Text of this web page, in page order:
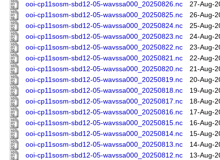
ooi-cp11sosm-sbd12-05-wavssa000_20250826.nc
27-Aug-
ooi-cp11sosm-sbd12-05-wavssa000_20250825.nc
26-Aug-
ooi-cp11sosm-sbd12-05-wavssa000_20250824.nc
25-Aug-
ooi-cp11sosm-sbd12-05-wavssa000_20250823.nc
24-Aug-
ooi-cp11sosm-sbd12-05-wavssa000_20250822.nc
23-Aug-
ooi-cp11sosm-sbd12-05-wavssa000_20250821.nc
22-Aug-
ooi-cp11sosm-sbd12-05-wavssa000_20250820.nc
21-Aug-
ooi-cp11sosm-sbd12-05-wavssa000_20250819.nc
20-Aug-
ooi-cp11sosm-sbd12-05-wavssa000_20250818.nc
19-Aug-
ooi-cp11sosm-sbd12-05-wavssa000_20250817.nc
18-Aug-
ooi-cp11sosm-sbd12-05-wavssa000_20250816.nc
17-Aug-
ooi-cp11sosm-sbd12-05-wavssa000_20250815.nc
16-Aug-
ooi-cp11sosm-sbd12-05-wavssa000_20250814.nc
15-Aug-
ooi-cp11sosm-sbd12-05-wavssa000_20250813.nc
14-Aug-
ooi-cp11sosm-sbd12-05-wavssa000_20250812.nc
13-Aug-